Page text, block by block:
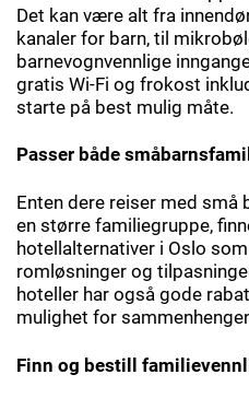
Det kan være alt fra
kanaler for barn, til
barnevognvennlige
gratis Wi-Fi og frokost
starte på best mulig måte.
Passer både
Enten dere reiser med små
en større familiegruppe,
hotellalternativer i Oslo
romløsninger og
hoteller har også gode
mulighet for
Finn og bestill